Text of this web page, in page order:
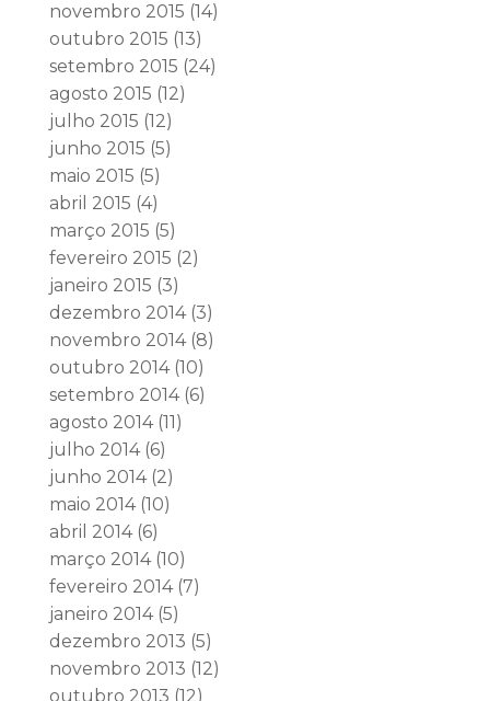
novembro 2015 (14)
outubro 2015 (13)
setembro 2015 (24)
agosto 2015 (12)
julho 2015 (12)
junho 2015 (5)
maio 2015 (5)
abril 2015 (4)
março 2015 (5)
fevereiro 2015 (2)
janeiro 2015 (3)
dezembro 2014(3)
novembro 2014(8)
outubro 2014(10)
setembro 2014(6)
agosto 2014(11)
julho 2014(6)
junho 2014(2)
maio 2014(10)
abril 2014(6)
março 2014(10)
fevereiro 2014(7)
janeiro 2014(5)
dezembro 2013 (5)
novembro 2013 (12)
outubro 2013 (12)